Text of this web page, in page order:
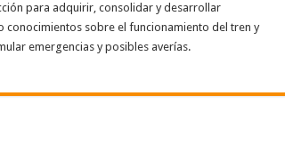
para adquirir, consolidar y desarrollar
conocimientos sobre el funcionamiento del tren y
emergencias y posibles averías.